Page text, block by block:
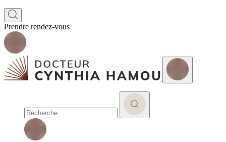
Prendre rendez-vous